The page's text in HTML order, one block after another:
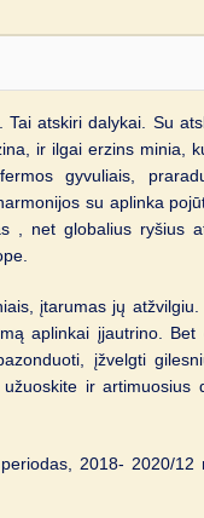
atskiri dalykai. Su
ir ilgai erzins minia,
gyvuliais,
su aplinka
, net globalius ryšius
įtarumas jų atžvilgiu.
aplinkai įjautrino. Bet
įžvelgti
ir artimuosius
2018- 2020/12